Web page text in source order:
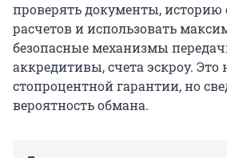
проверять документы, историю
расчетов и использовать
безопасные механизмы
аккредитивы, счета эскроу. Это
стопроцентной гарантии, но
вероятность обмана.